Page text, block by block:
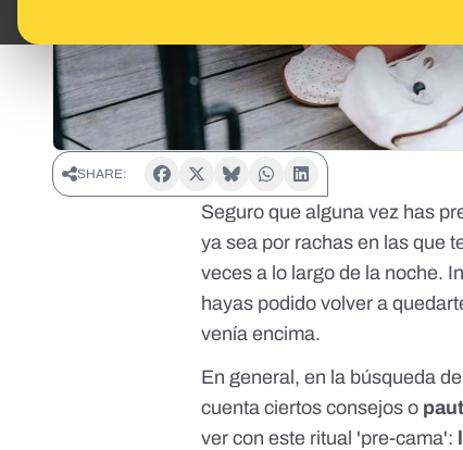
SHARE:
Seguro que alguna vez has
ya sea por rachas en las que
veces a lo largo de la noche.
hayas podido volver a
venía encima.
En general, en la búsqueda
cuenta ciertos consejos o
ver con este ritual 'pre-cama':